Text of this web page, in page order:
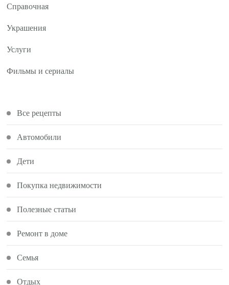
Справочная
Украшения
Услуги
Фильмы и сериалы
Все рецепты
Автомобили
Дети
Покупка недвижимости
Полезные статьи
Ремонт в доме
Семья
Отдых